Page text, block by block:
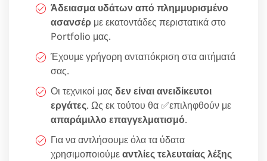
Άδειασμα υδάτων από πλημμυρισμένο
ασανσέρ με εκατοντάδες περιστατικά στο
Portfolio μας.
Έχουμε γρήγορη ανταπόκριση στα αιτήματά
σας.
Οι τεχνικοί μας δεν είναι ανειδίκευτοι
εργάτες. Ως εκ τούτου θα ✅επιληφθούν με
απαράμιλλο επαγγελματισμό.
Για να αντλήσουμε όλα τα ύδατα
χρησιμοποιούμεαντλίες τελευταίας λέξης